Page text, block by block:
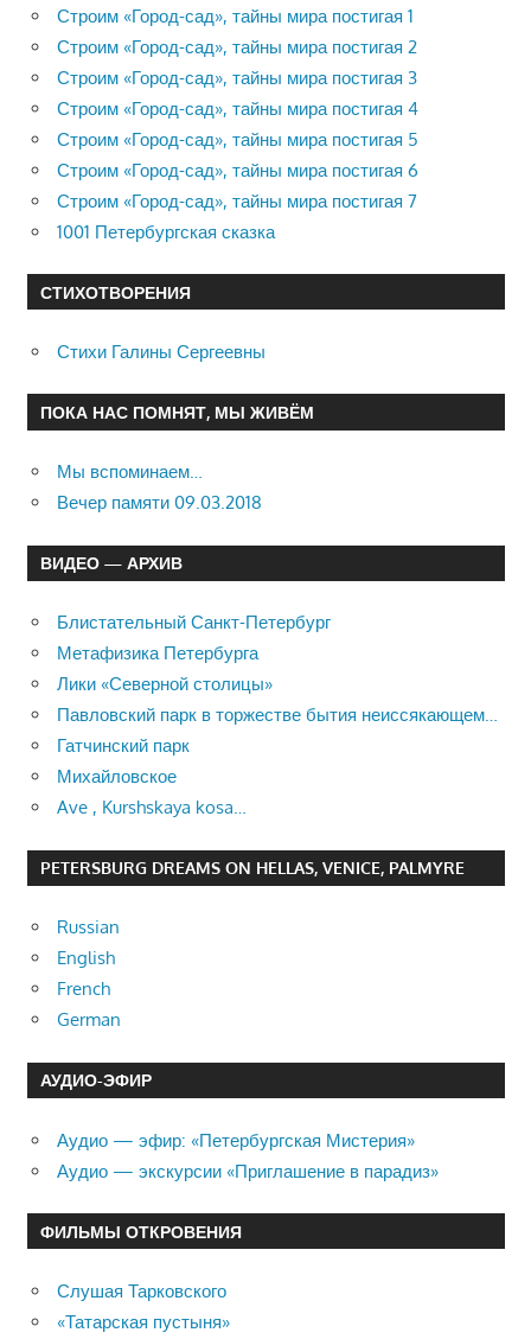
Строим «Город-сад», тайны мира постигая 1
Строим «Город-сад», тайны мира постигая 2
Строим «Город-сад», тайны мира постигая 3
Строим «Город-сад», тайны мира постигая 4
Строим «Город-сад», тайны мира постигая 5
Строим «Город-сад», тайны мира постигая 6
Строим «Город-сад», тайны мира постигая 7
1001 Петербургская сказка
СТИХОТВОРЕНИЯ
Стихи Галины Сергеевны
ПОКА НАС ПОМНЯТ, МЫ ЖИВЁМ
Мы вспоминаем…
Вечер памяти 09.03.2018
ВИДЕО — АРХИВ
Блистательный Санкт-Петербург
Метафизика Петербурга
Лики «Северной столицы»
Павловский парк в торжестве бытия неиссякающем…
Гатчинский парк
Михайловское
Ave , Kurshskaya kosa…
PETERSBURG DREAMS ON HELLAS, VENICE, PALMYRE
Russian
English
French
German
АУДИО-ЭФИР
Аудио — эфир: «Петербургская Мистерия»
Аудио — экскурсии «Приглашение в парадиз»
ФИЛЬМЫ ОТКРОВЕНИЯ
Слушая Тарковского
«Татарская пустыня»